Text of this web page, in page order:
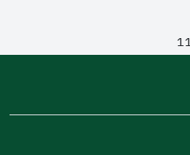
أهداف الجامعة، وتشمل هذه
والاستعداد للطـوارئ
منها، وضمان استمرارية
الأعمال والخدمات بما يدعـم